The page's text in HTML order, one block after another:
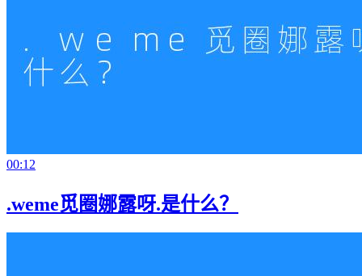
00:12
.weme觅圈娜露呀.是什么？